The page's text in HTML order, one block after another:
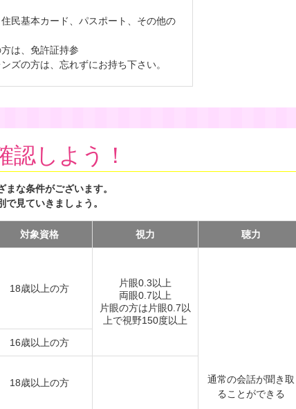
民基本カード、パスポート、その他の
は、免許証持参
ズの方は、忘れずにお持ち下さい。
認しよう！
な条件がございます。
見ていきましょう。
対象資格 視力 聴力
18歳以上の方
片眼0.3以上
両眼0.7以上
片眼の方は片眼0.7以
上で視野150度以上
通常の会話が聞き取
ることができる
16歳以上の方
18歳以上の方